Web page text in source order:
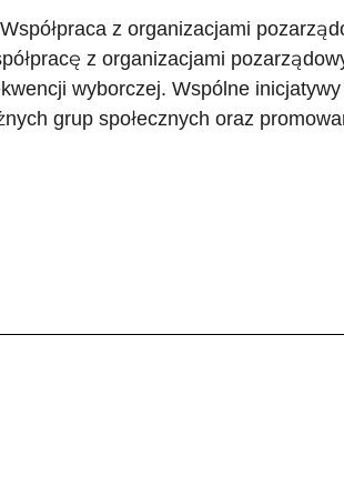
z organizacjami
z organizacjami
wyborczej. Wspólne
grup społecznych oraz